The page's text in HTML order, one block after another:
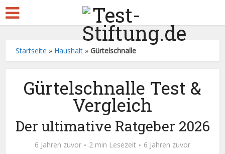
Startseite » Haushalt »Gürtelschnalle
Gürtelschnalle Test &
Vergleich
Der ultimative Ratgeber 2026
6 Jahren zuvor 2 min Lesezeit 6 Jahren zuvor